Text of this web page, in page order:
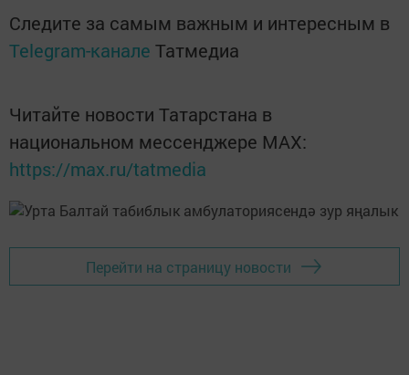
Следите за самым важным и интересным в
Telegram-канале Татмедиа
Читайте новости Татарстана в
национальном мессенджере MАХ:
https://max.ru/tatmedia
Перейти на страницу новости